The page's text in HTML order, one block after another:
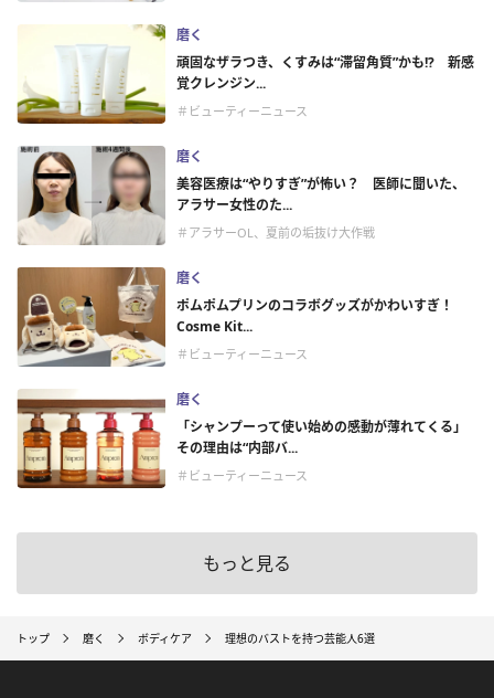
磨く
頑固なザラつき、くすみは“滞留角質”かも!? 新感
覚クレンジン...
＃ビューティーニュース
磨く
美容医療は“やりすぎ”が怖い？ 医師に聞いた、
アラサー女性のた...
＃アラサーOL、夏前の垢抜け大作戦
磨く
ポムポムプリンのコラボグッズがかわいすぎ！
Cosme Kit...
＃ビューティーニュース
磨く
「シャンプーって使い始めの感動が薄れてくる」
その理由は“内部バ...
＃ビューティーニュース
もっと見る
トップ 磨く ボディケア 理想のバストを持つ芸能人6選